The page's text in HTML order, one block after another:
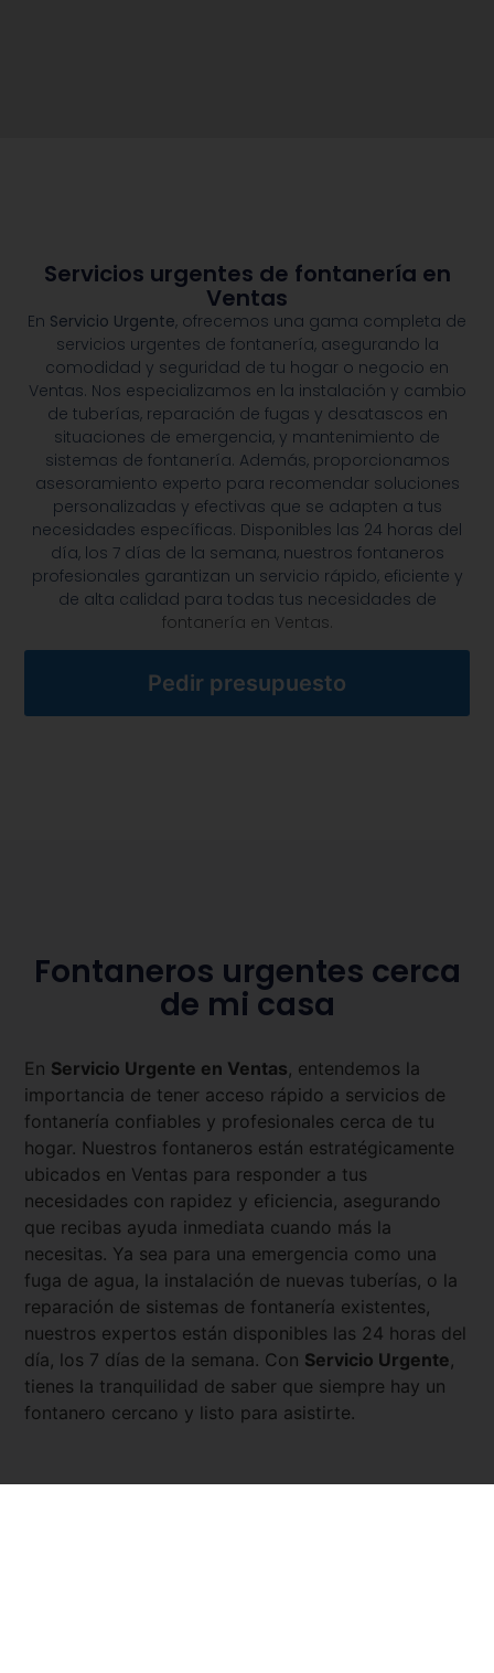
Servicios urgentes de fontanería en
Ventas
En Servicio Urgente, ofrecemos una gama completa de
servicios urgentes de fontanería, asegurando la
comodidad y seguridad de tu hogar o negocio en
Ventas. Nos especializamos en la instalación y cambio
de tuberías, reparación de fugas y desatascos en
situaciones de emergencia, y mantenimiento de
sistemas de fontanería. Además, proporcionamos
asesoramiento experto para recomendar soluciones
personalizadas y efectivas que se adapten a tus
necesidades específicas. Disponibles las 24 horas del
día, los 7 días de la semana, nuestros fontaneros
profesionales garantizan un servicio rápido, eficiente y
de alta calidad para todas tus necesidades de
fontanería en Ventas.
Pedir presupuesto
Fontaneros urgentes cerca
de mi casa
En Servicio Urgente en Ventas , entendemos la
importancia de tener acceso rápido a servicios de
fontanería confiables y profesionales cerca de tu
hogar. Nuestros fontaneros están estratégicamente
ubicados en Ventas para responder a tus
necesidades con rapidez y eficiencia, asegurando
que recibas ayuda inmediata cuando más la
necesitas. Ya sea para una emergencia como una
fuga de agua, la instalación de nuevas tuberías, o la
reparación de sistemas de fontanería existentes,
nuestros expertos están disponibles las 24 horas del
día, los 7 días de la semana. Con Servicio Urgente
tienes la tranquilidad de saber que siempre hay un
fontanero cercano y listo para asistirte.